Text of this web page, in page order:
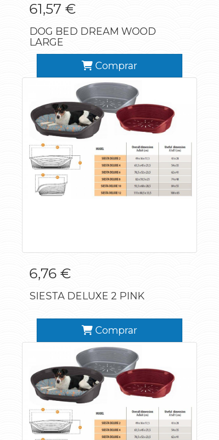
61,57 €
DOG BED DREAM WOOD
LARGE
Comprar
6,76 €
SIESTA DELUXE 2 PINK
Comprar